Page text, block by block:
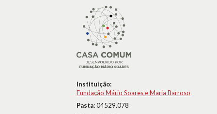
Instituição:
Fundação Mário Soares e Maria Barroso
Pasta:04529.078